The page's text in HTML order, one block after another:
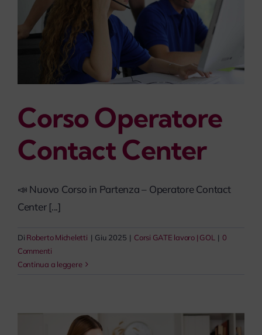
Corso Operatore
Contact Center
📣 Nuovo Corso in Partenza – Operatore Contact
Center [...]
Di Roberto Micheletti | Giu 2025 | Corsi GATE lavoro | GOL | 0
Commenti
Continua a leggere